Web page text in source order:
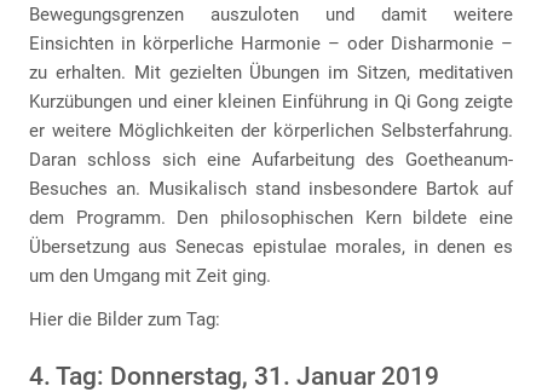
Bewegungsgrenzen auszuloten und damit weitere
Einsichten in körperliche Harmonie – oder Disharmonie –
zu erhalten. Mit gezielten Übungen im Sitzen, meditativen
Kurzübungen und einer kleinen Einführung in Qi Gong zeigte
er weitere Möglichkeiten der körperlichen Selbsterfahrung.
Daran schloss sich eine Aufarbeitung des Goetheanum-
Besuches an. Musikalisch stand insbesondere Bartok auf
dem Programm. Den philosophischen Kern bildete eine
Übersetzung aus Senecas epistulae morales, in denen es
um den Umgang mit Zeit ging.
Hier die Bilder zum Tag:
4. Tag: Donnerstag, 31. Januar 2019